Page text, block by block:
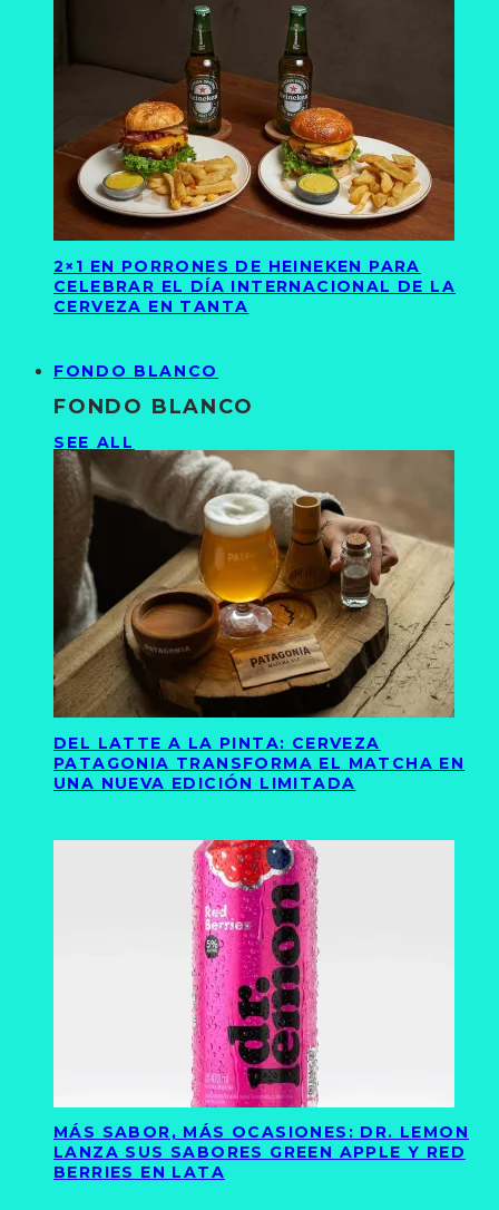
2×1 EN PORRONES DE HEINEKEN PARA
CELEBRAR EL DÍA INTERNACIONAL DE LA
CERVEZA EN TANTA
FONDO BLANCO
FONDO BLANCO
SEE ALL
DEL LATTE A LA PINTA: CERVEZA
PATAGONIA TRANSFORMA EL MATCHA EN
UNA NUEVA EDICIÓN LIMITADA
MÁS SABOR, MÁS OCASIONES: DR. LEMON
LANZA SUS SABORES GREEN APPLE Y RED
BERRIES EN LATA